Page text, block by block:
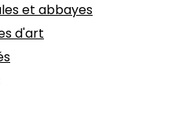
et abbayes
d'art